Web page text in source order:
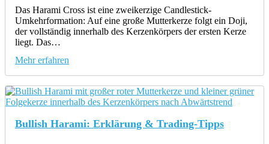
Das Harami Cross ist eine zweikerzige Candlestick-
Umkehrformation: Auf eine große Mutterkerze folgt ein Doji,
der vollständig innerhalb des Kerzenkörpers der ersten Kerze
liegt. Das…
Mehr erfahren
Bullish Harami: Erklärung & Trading-Tipps